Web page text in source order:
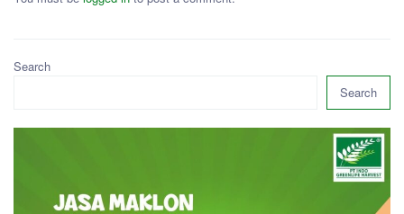
Search
Search